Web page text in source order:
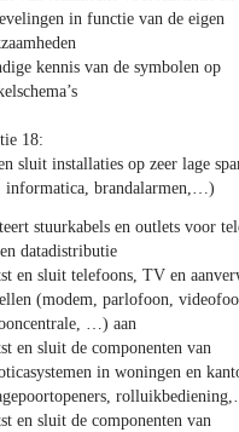
in functie van de eigen
kennis van de symbolen op
18:
sluit installaties op zeer lage
informatica, brandalarmen,…)
stuurkabels en outlets voor
datadistributie
en sluit telefoons, TV en
(modem, parlofoon,
…) aan
en sluit de componenten van
in woningen en
en sluit de componenten van